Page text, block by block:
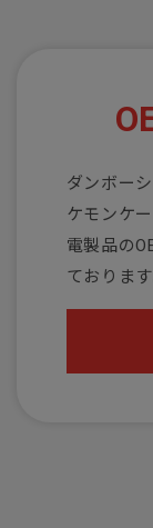
ダンボー
ケモンケ
電製品の
ております